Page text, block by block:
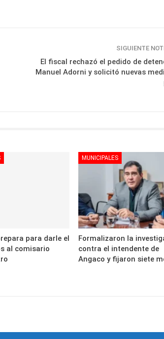
SIGUIENTE
El fiscal rechazó el pedido de
Manuel Adorni y solicitó nuevas
para darle el
al comisario
MUNICIPALES
Formalizaron la
contra el intendente de
Angaco y fijaron siete